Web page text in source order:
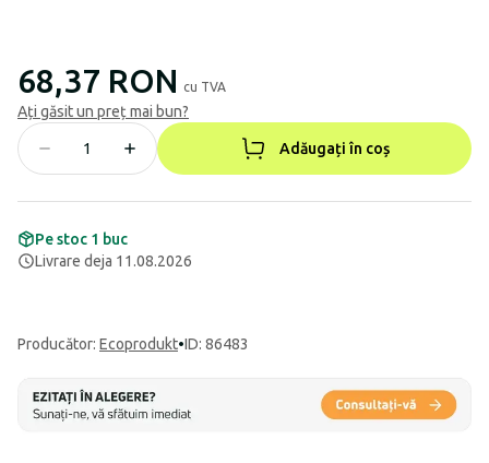
68,37 RON cu TVA
Ați găsit un preț mai bun?
Adăugați în coș
Pe stoc 1 buc
Livrare deja 11.08.2026
Producător: Ecoprodukt•ID: 86483